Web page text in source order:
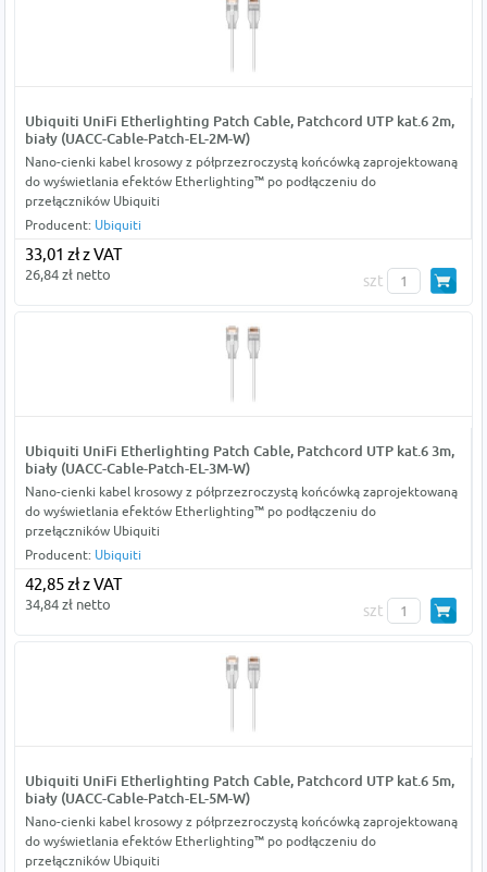
Ubiquiti UniFi Etherlighting Patch Cable, Patchcord UTP kat.6 2m,
biały (UACC-Cable-Patch-EL-2M-W)
Nano-cienki kabel krosowy z półprzezroczystą końcówką zaprojektowaną
do wyświetlania efektów Etherlighting™ po podłączeniu do
przełączników Ubiquiti
Producent: Ubiquiti
33,01 zł z VAT
26,84 zł netto szt
Ubiquiti UniFi Etherlighting Patch Cable, Patchcord UTP kat.6 3m,
biały (UACC-Cable-Patch-EL-3M-W)
Nano-cienki kabel krosowy z półprzezroczystą końcówką zaprojektowaną
do wyświetlania efektów Etherlighting™ po podłączeniu do
przełączników Ubiquiti
Producent: Ubiquiti
42,85 zł z VAT
34,84 zł netto szt
Ubiquiti UniFi Etherlighting Patch Cable, Patchcord UTP kat.6 5m,
biały (UACC-Cable-Patch-EL-5M-W)
Nano-cienki kabel krosowy z półprzezroczystą końcówką zaprojektowaną
do wyświetlania efektów Etherlighting™ po podłączeniu do
przełączników Ubiquiti